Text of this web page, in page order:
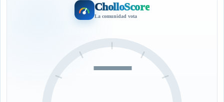
CholloScore
La comunidad vota
—